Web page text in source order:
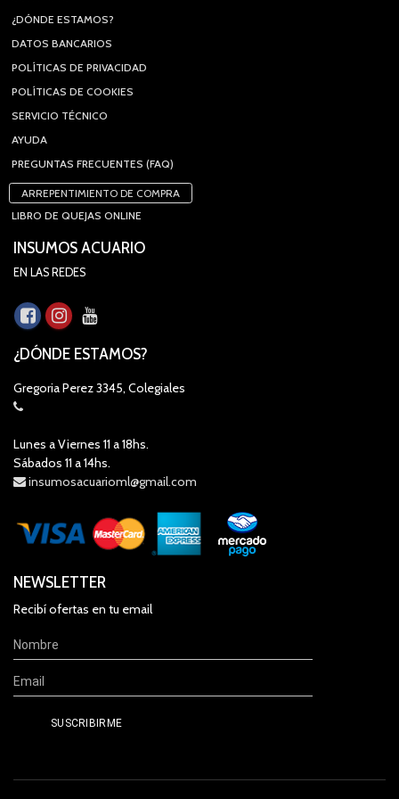
¿DÓNDE ESTAMOS?
DATOS BANCARIOS
POLÍTICAS DE PRIVACIDAD
POLÍTICAS DE COOKIES
SERVICIO TÉCNICO
AYUDA
PREGUNTAS FRECUENTES (FAQ)
ARREPENTIMIENTO DE COMPRA
LIBRO DE QUEJAS ONLINE
INSUMOS ACUARIO
EN LAS REDES
¿DÓNDE ESTAMOS?
Gregoria Perez 3345, Colegiales
Lunes a Viernes 11 a 18hs.
Sábados 11 a 14hs.
insumosacuarioml@gmail.com
NEWSLETTER
Recibí ofertas en tu email